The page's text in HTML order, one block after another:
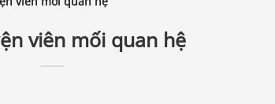
viên mối quan hệ